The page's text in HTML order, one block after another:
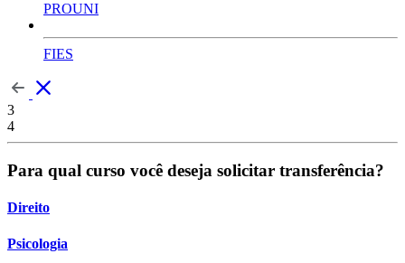
PROUNI
FIES
3
4
Para qual curso você deseja solicitar transferência?
Direito
Psicologia